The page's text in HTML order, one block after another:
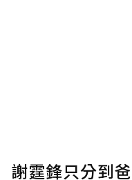
謝霆鋒只分到